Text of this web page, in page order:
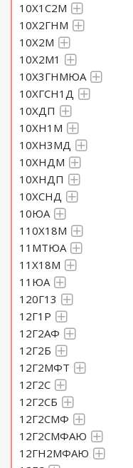
10Х1С2М
10Х2ГНМ
10Х2М
10Х2М1
10Х3ГНМЮА
10ХГСН1Д
10ХДП
10ХН1М
10ХН3МД
10ХНДМ
10ХНДП
10ХСНД
10ЮА
110Х18М
11МТЮА
11Х18М
11ЮА
120Г13
12Г1Р
12Г2АФ
12Г2Б
12Г2МФТ
12Г2С
12Г2СБ
12Г2СМФ
12Г2СМФАЮ
12ГН2МФАЮ